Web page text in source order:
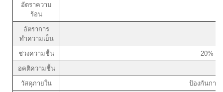
อัตราความ
ร้อน
อัตราการ
ทำความเย็น
ช่วงความชื้น
20% ~
อคติความชื้น
วัสดุภายใน
ป้องกันการ